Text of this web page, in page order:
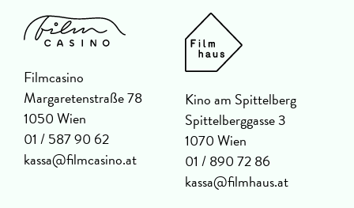
Filmcasino
Margaretenstraße 78
1050 Wien
01 / 587 90 62
kassa@filmcasino.at
Kino am Spittelberg
Spittelberggasse 3
1070 Wien
01 / 890 72 86
kassa@filmhaus.at